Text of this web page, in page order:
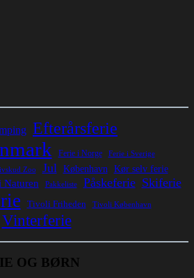
Efterårsferie
Ferie i Norge Ferie i Sverige
Zoo Jul København Kør selv ferie
Naturen Pakkeliste Påskeferie Skiferie
Tivoli Friheden Tivoli København
Vinterferie
OG BØRN